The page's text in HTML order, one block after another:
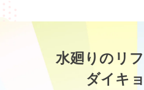
水廻りのリ
ダイキ